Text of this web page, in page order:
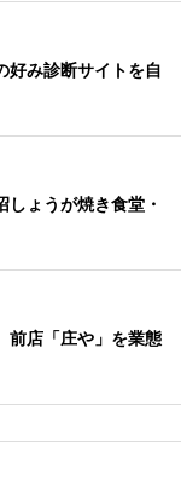
好み診断サイトを自
ょうが焼き食堂・
店「庄や」を業態